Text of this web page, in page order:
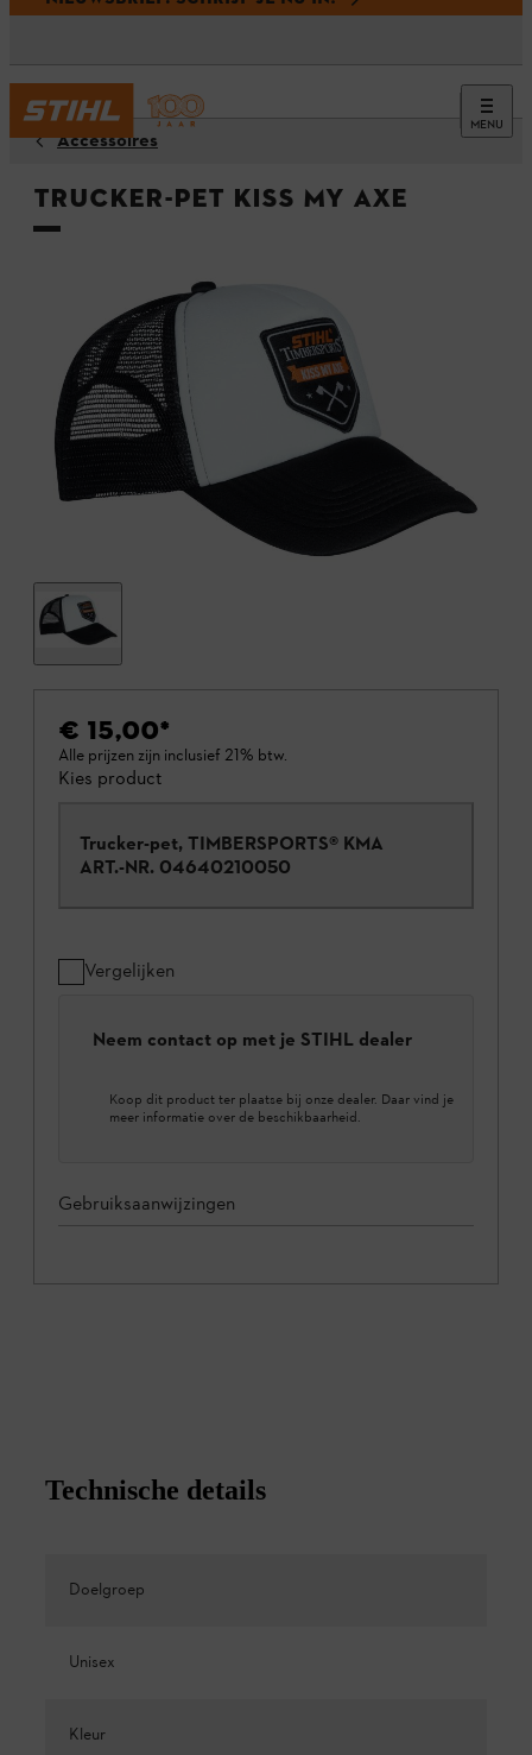
MENU
Accessoires
Trucker-pet KISS MY AXE
€ 15,00*
Alle prijzen zijn inclusief 21% btw.
Kies product
Trucker-pet, TIMBERSPORTS® KMA
ART.-NR. 04640210050
Vergelijken
Neem contact op met je STIHL dealer
Koop dit product ter plaatse bij onze dealer. Daar vind je
meer informatie over de beschikbaarheid.
Gebruiksaanwijzingen
Technische details
Doelgroep
Unisex
Kleur